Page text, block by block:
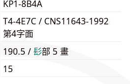
KP1-8B4A
T4-4E7C / CNS11643-1992
第4字面
190.5 /⾽部 5 畫
15